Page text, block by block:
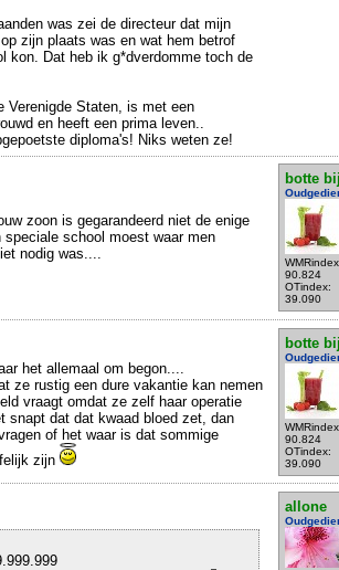
was zei de directeur dat mijn
zijn plaats was en wat hem betrof
kon. Dat heb ik g*dverdomme toch de
Verenigde Staten, is met een
en heeft een prima leven..
diploma's! Niks weten ze!
botte
90.824
OTindex:
39.090
zoon is gegarandeerd niet de enige
speciale school moest waar men
nodig was....
botte
90.824
OTindex:
39.090
het allemaal om begon....
ze rustig een dure vakantie kan nemen
vraagt omdat ze zelf haar operatie
snapt dat dat kwaad bloed zet, dan
of het waar is dat sommige
zijn
allone